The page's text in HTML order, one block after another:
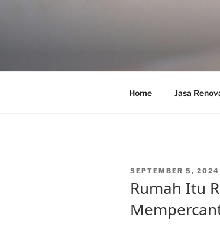
Home Jasa
POSTED
SEPTEMBER 5, 2024
Rumah Itu